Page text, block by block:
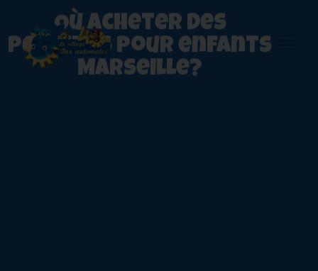
Où acheter des
peluches pour enfants
Marseille?